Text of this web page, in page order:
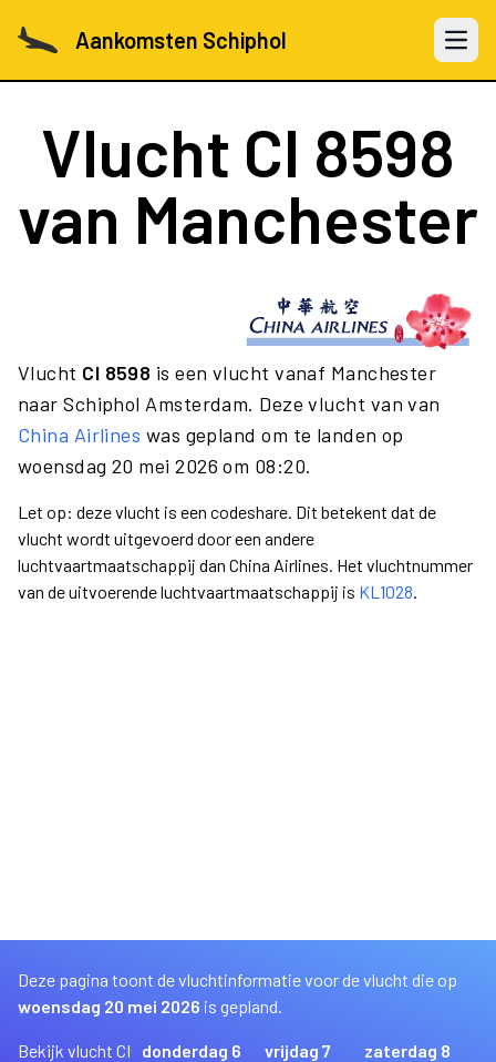
Aankomsten Schiphol Open
Vlucht CI 8598
van Manchester
Vlucht CI 8598 is een vlucht vanaf Manchester
naar Schiphol Amsterdam. Deze vlucht van van
China Airlines was gepland om te landen op
woensdag 20 mei 2026 om 08:20.
Let op: deze vlucht is een codeshare. Dit betekent dat de
vlucht wordt uitgevoerd door een andere
luchtvaartmaatschappij dan China Airlines. Het vluchtnummer
van de uitvoerende luchtvaartmaatschappij is KL1028.
Deze pagina toont de vluchtinformatie voor de vlucht die op
woensdag 20 mei 2026 is gepland.
Bekijk vlucht CI
donderdag 6
vrijdag 7
zaterdag 8